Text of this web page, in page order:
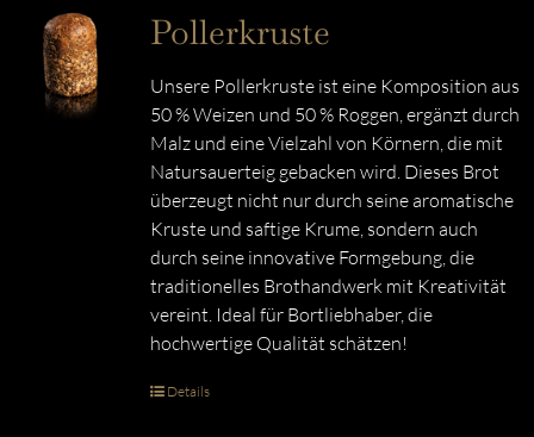
Pollerkruste
Unsere Pollerkruste ist eine Komposition aus
50 % Weizen und 50 % Roggen, ergänzt durch
Malz und eine Vielzahl von Körnern, die mit
Natursauerteig gebacken wird. Dieses Brot
überzeugt nicht nur durch seine aromatische
Kruste und saftige Krume, sondern auch
durch seine innovative Formgebung, die
traditionelles Brothandwerk mit Kreativität
vereint. Ideal für Bortliebhaber, die
hochwertige Qualität schätzen!
Details